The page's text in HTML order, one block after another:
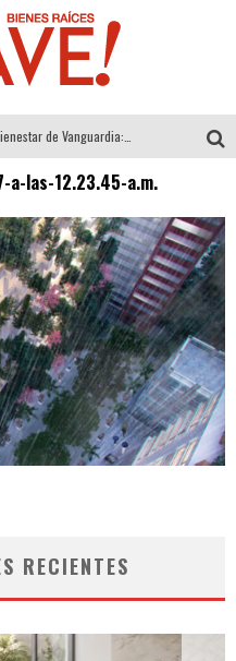
Sector Inmobiliario – recuperación a paso firme
Alexandra Bedoya – La Constancia detrás de La Paletería
El Despertar de la Calidez: Acabados Dorados de FV para Elevar tu Espacio
a-las-12.23.45-a.m.
RECIENTES